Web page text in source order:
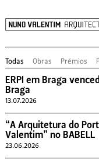
Todas Obras Prémios
ERPI em Braga
Braga
13.07.2026
“A Arquitetura do
Valentim” no BABELL
23.06.2026